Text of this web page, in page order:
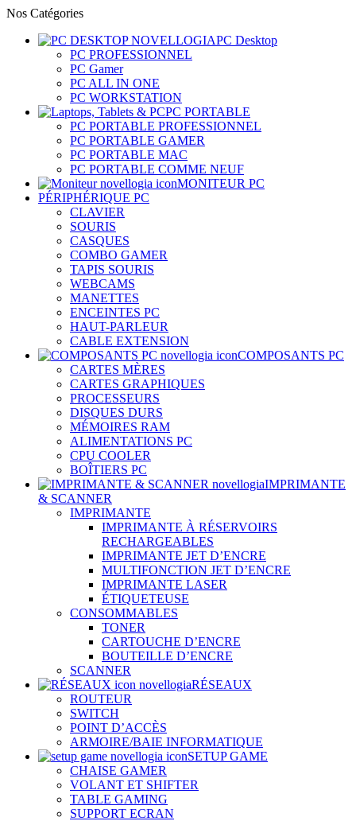
Nos Catégories
PC Desktop
PC PROFESSIONNEL
PC Gamer
PC ALL IN ONE
PC WORKSTATION
PC PORTABLE
PC PORTABLE PROFESSIONNEL
PC PORTABLE GAMER
PC PORTABLE MAC
PC PORTABLE COMME NEUF
MONITEUR PC
PÉRIPHÉRIQUE PC
CLAVIER
SOURIS
CASQUES
COMBO GAMER
TAPIS SOURIS
WEBCAMS
MANETTES
ENCEINTES PC
HAUT-PARLEUR
CABLE EXTENSION
COMPOSANTS PC
CARTES MÈRES
CARTES GRAPHIQUES
PROCESSEURS
DISQUES DURS
MÉMOIRES RAM
ALIMENTATIONS PC
CPU COOLER
BOÎTIERS PC
IMPRIMANTE
& SCANNER
IMPRIMANTE
IMPRIMANTE À RÉSERVOIRS
RECHARGEABLES
IMPRIMANTE JET D’ENCRE
MULTIFONCTION JET D’ENCRE
IMPRIMANTE LASER
ÉTIQUETEUSE
CONSOMMABLES
TONER
CARTOUCHE D’ENCRE
BOUTEILLE D’ENCRE
SCANNER
RÉSEAUX
ROUTEUR
SWITCH
POINT D’ACCÈS
ARMOIRE/BAIE INFORMATIQUE
SETUP GAME
CHAISE GAMER
VOLANT ET SHIFTER
TABLE GAMING
SUPPORT ECRAN